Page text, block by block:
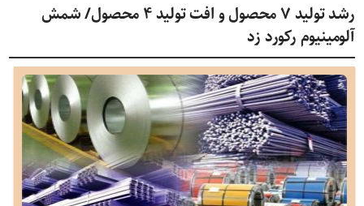
رشد تولید ۷ محصول و افت تولید ۴ محصول/ شمش
آلومینیوم رکورد زد